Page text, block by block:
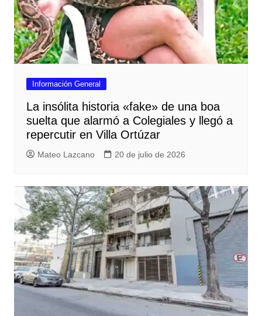
Información General
La insólita historia «fake» de una boa
suelta que alarmó a Colegiales y llegó a
repercutir en Villa Ortúzar
Mateo Lazcano 20 de julio de 2026